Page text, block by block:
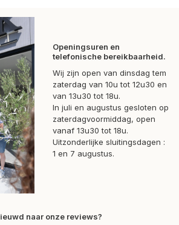
Openingsuren en
telefonische bereikbaarheid.
Wij zijn open van dinsdag tem
zaterdag van 10u tot 12u30 en
van 13u30 tot 18u.
In juli en augustus gesloten op
zaterdagvoormiddag, open
vanaf 13u30 tot 18u.
Uitzonderlijke sluitingsdagen :
1 en 7 augustus.
naar onze reviews?